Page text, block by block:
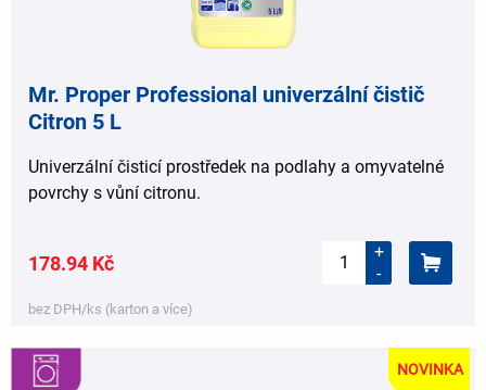
Mr. Proper Professional univerzální čistič
Citron 5 L
Univerzální čisticí prostředek na podlahy a omyvatelné
povrchy s vůní citronu.
178.94 Kč
+
-
bez DPH/ks (karton a více)
NOVINKA